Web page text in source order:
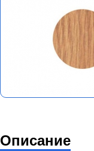
Описание